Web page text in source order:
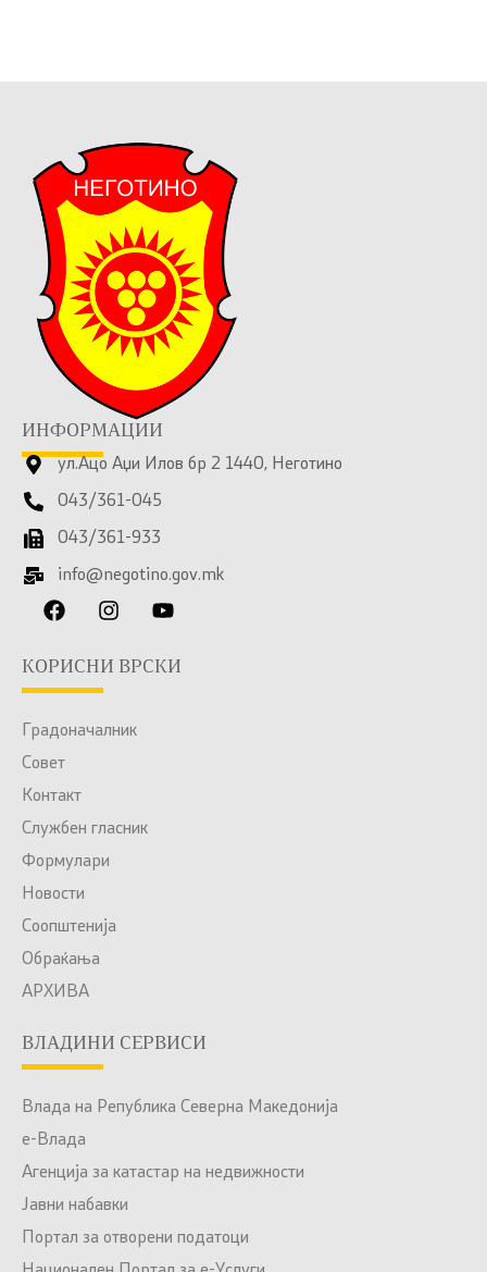
ИНФОРМАЦИИ
ул.Ацо Аџи Илов бр 2 1440, Неготино
043/361-045
043/361-933
info@negotino.gov.mk
КОРИСНИ ВРСКИ
Градоначалник
Совет
Контакт
Службен гласник
Формулари
Новости
Соопштенија
Обраќања
АРХИВА
ВЛАДИНИ СЕРВИСИ
Влада на Република Северна Македонија
е-Влада
Агенција за катастар на недвижности
Јавни набавки
Портал за отворени податоци